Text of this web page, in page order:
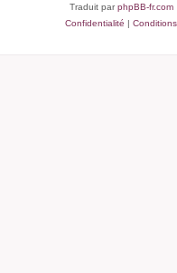
Traduit parphpBB-fr.com
Confidentialité | Conditions